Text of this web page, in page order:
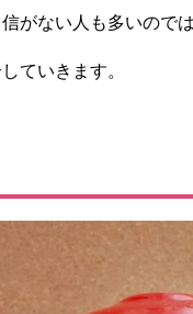
がない人も多いので
ていきます。